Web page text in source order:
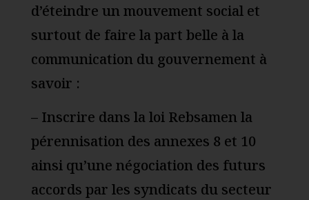
d’éteindre un mouvement social et
surtout de faire la part belle à la
communication du gouvernement à
savoir :
– Inscrire dans la loi Rebsamen la
pérennisation des annexes 8 et 10
ainsi qu’une négociation des futurs
accords par les syndicats du secteur